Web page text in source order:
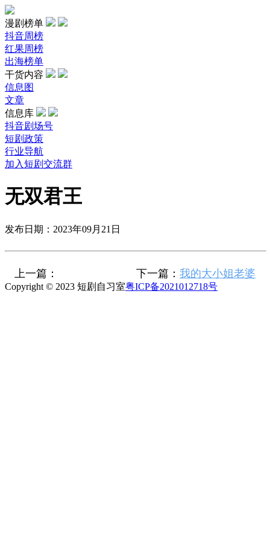
漫剧榜单
抖音周榜
红果周榜
出海榜单
干货内容
信息图
文章
信息库
抖音剧场号
短剧政策
行业导航
加入短剧交流群
无双君王
发布日期：2023年09月21日
上一篇： 下一篇： 我的大小姐老婆
Copyright © 2023 短剧自习室粤ICP备2021012718号